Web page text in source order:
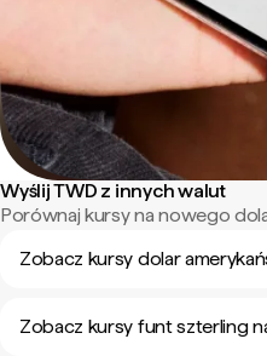
Wyślij TWD z innych walut
Porównaj kursy na nowego
Zobacz kursy dolar
Zobacz kursy funt szterling